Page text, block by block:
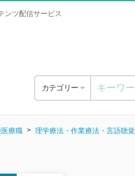
ンツ配信サービス
カテゴリー
療職 理学療法・作業療法・言語聴